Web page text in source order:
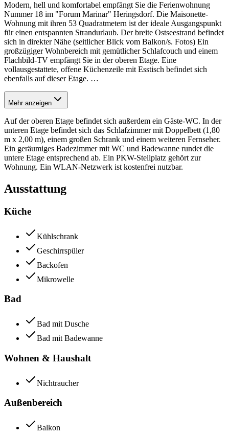
Modern, hell und komfortabel empfängt Sie die Ferienwohnung
Nummer 18 im "Forum Marinar" Heringsdorf. Die Maisonette-
Wohnung mit ihren 53 Quadratmetern ist der ideale Ausgangspunkt
für einen entspannten Strandurlaub. Der breite Ostseestrand befindet
sich in direkter Nähe (seitlicher Blick vom Balkon/s. Fotos) Ein
großzügiger Wohnbereich mit gemütlicher Schlafcouch und einem
Flachbild-TV empfängt Sie in der oberen Etage. Eine
vollausgestattete, offene Küchenzeile mit Esstisch befindet sich
ebenfalls auf dieser Etage. …
Mehr anzeigen
Auf der oberen Etage befindet sich außerdem ein Gäste-WC. In der
unteren Etage befindet sich das Schlafzimmer mit Doppelbett (1,80
m x 2,00 m), einem großen Schrank und einem weiteren Fernseher.
Ein geräumiges Badezimmer mit WC und Badewanne rundet die
untere Etage entsprechend ab. Ein PKW-Stellplatz gehört zur
Wohnung. Ein WLAN-Netzwerk ist kostenfrei nutzbar.
Ausstattung
Küche
Kühlschrank
Geschirrspüler
Backofen
Mikrowelle
Bad
Bad mit Dusche
Bad mit Badewanne
Wohnen & Haushalt
Nichtraucher
Außenbereich
Balkon